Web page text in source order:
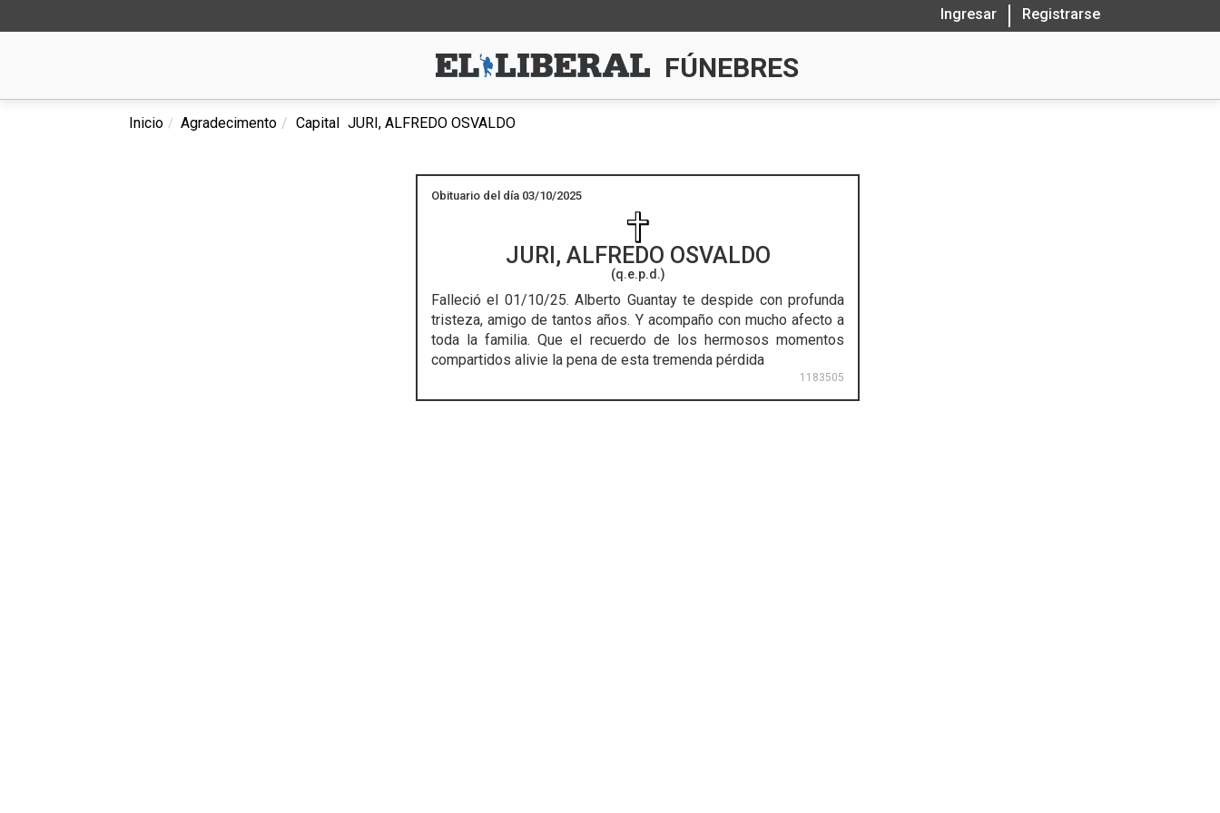
Ingresar Registrarse
FÚNEBRES
Inicio Agradecimento Capital JURI, ALFREDO OSVALDO
Obituario del día 03/10/2025
JURI, ALFREDO OSVALDO
(q.e.p.d.)
Falleció el 01/10/25. Alberto Guantay te despide con profunda
tristeza, amigo de tantos años. Y acompaño con mucho afecto a
toda la familia. Que el recuerdo de los hermosos momentos
compartidos alivie la pena de esta tremenda pérdida
1183505